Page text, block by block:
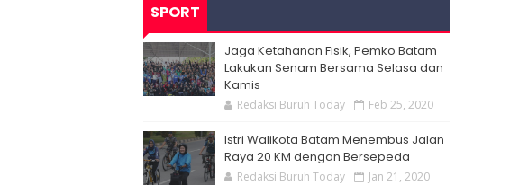
SPORT
Jaga Ketahanan Fisik, Pemko Batam
Lakukan Senam Bersama Selasa dan
Kamis
Redaksi Buruh Today Feb 25, 2020
Istri Walikota Batam Menembus Jalan
Raya 20 KM dengan Bersepeda
Redaksi Buruh Today Jan 21, 2020